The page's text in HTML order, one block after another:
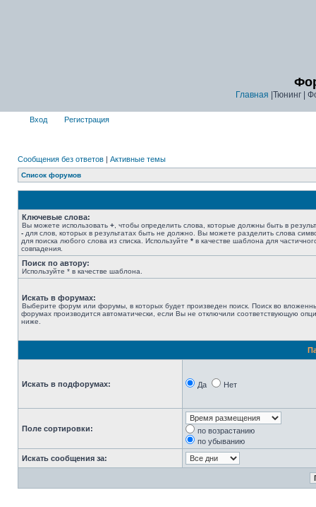
Главная |Тюнинг |
Вход Регистрация
Сообщения без ответов | Активные темы
Список форумов
Ключевые слова:
Вы можете использовать + , чтобы определить слова, которые должны быть в
- для слов, которых в результатах быть не должно. Вы можете разделить слова
для поиска любого слова из списка. Используйте * в качестве шаблона для
совпадения.
Поиск по автору:
Используйте * в качестве шаблона.
Искать в форумах:
Выберите форум или форумы, в которых будет произведен поиск. Поиск во
форумах производится автоматически, если Вы не отключили соответствующую
ниже.
Искать в подфорумах: Да Нет
Поле сортировки:
по возрастанию
по убыванию
Искать сообщения за: